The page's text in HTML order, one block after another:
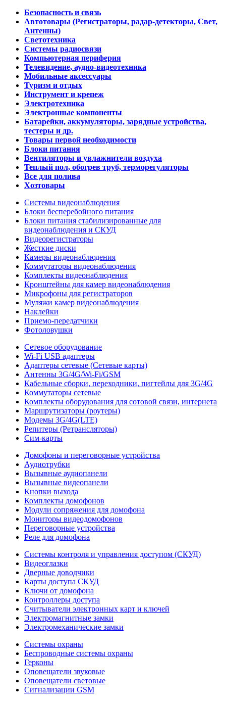
Безопасность и связь
Автотовары (Регистраторы, радар-детекторы, Свет,
Антенны)
Светотехника
Системы радиосвязи
Компьютерная периферия
Телевидение, аудио-видеотехника
Мобильные аксессуары
Туризм и отдых
Инструмент и крепеж
Электротехника
Электронные компоненты
Батарейки, аккумуляторы, зарядные устройства,
тестеры и др.
Товары первой необходимости
Блоки питания
Вентиляторы и увлажнители воздуха
Теплый пол, обогрев труб, терморегуляторы
Все для полива
Хозтовары
Системы видеонаблюдения
Блоки бесперебойного питания
Блоки питания стабилизированные для
видеонаблюдения и СКУД
Видеорегистраторы
Жесткие диски
Камеры видеонаблюдения
Коммутаторы видеонаблюдения
Комплекты видеонаблюдения
Кронштейны для камер видеонаблюдения
Микрофоны для регистраторов
Муляжи камер видеонаблюдения
Наклейки
Приемо-передатчики
Фотоловушки
Сетевое оборудование
Wi-Fi USB адаптеры
Адаптеры сетевые (Сетевые карты)
Антенны 3G/4G/Wi-Fi/GSM
Кабельные сборки, переходники, пигтейлы для 3G/4G
Коммутаторы сетевые
Комплекты оборудования для сотовой связи, интернета
Маршрутизаторы (роутеры)
Модемы 3G/4G(LTE)
Репитеры (Ретрансляторы)
Сим-карты
Домофоны и переговорные устройства
Аудиотрубки
Вызывные аудиопанели
Вызывные видеопанели
Кнопки выхода
Комплекты домофонов
Модули сопряжения для домофона
Мониторы видеодомофонов
Переговорные устройства
Реле для домофона
Системы контроля и управления доступом (СКУД)
Видеоглазки
Дверные доводчики
Карты доступа СКУД
Ключи от домофона
Контроллеры доступа
Считыватели электронных карт и ключей
Электромагнитные замки
Электромеханические замки
Системы охраны
Беспроводные системы охраны
Герконы
Оповещатели звуковые
Оповещатели световые
Сигнализации GSM